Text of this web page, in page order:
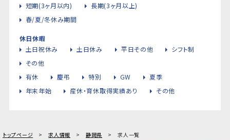
短期(3ヶ月以内)
長期(3ヶ月以上)
春/夏/冬休み期間
休日休暇
土日祝休み
土日休み 平日その他
シフト制
その他
有休
慶弔 特別 GW
夏季
年末年始
産休・育休取得実績あり その他
トップページ 求人情報 静岡県 求人一覧